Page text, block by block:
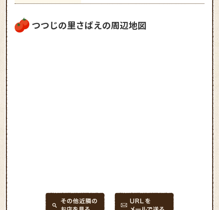
つつじの里さばえの周辺地図